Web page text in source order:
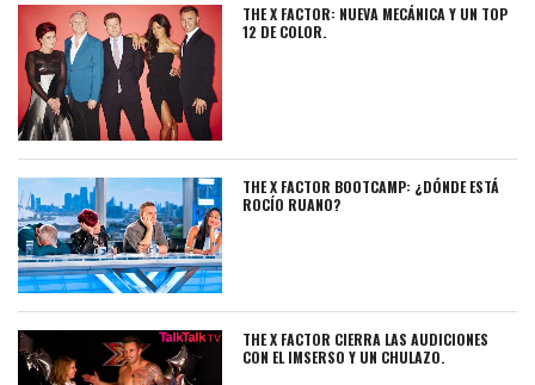
THE X FACTOR: NUEVA MECÁNICA Y UN TOP
12 DE COLOR.
THE X FACTOR BOOTCAMP: ¿DÓNDE ESTÁ
ROCÍO RUANO?
THE X FACTOR CIERRA LAS AUDICIONES
CON EL IMSERSO Y UN CHULAZO.